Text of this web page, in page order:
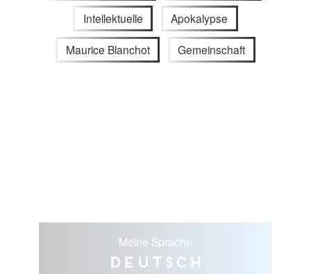
Intellektuelle Apokalypse
Maurice Blanchot Gemeinschaft
Meine Sprache
Deutsch